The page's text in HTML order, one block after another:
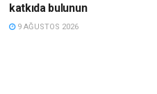
katkıda bulunun
9 AĞUSTOS 2026